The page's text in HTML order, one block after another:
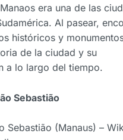
era una de las
Al pasear,
históricos y
de la ciudad y su
a lo largo del tiempo.
Sebastião